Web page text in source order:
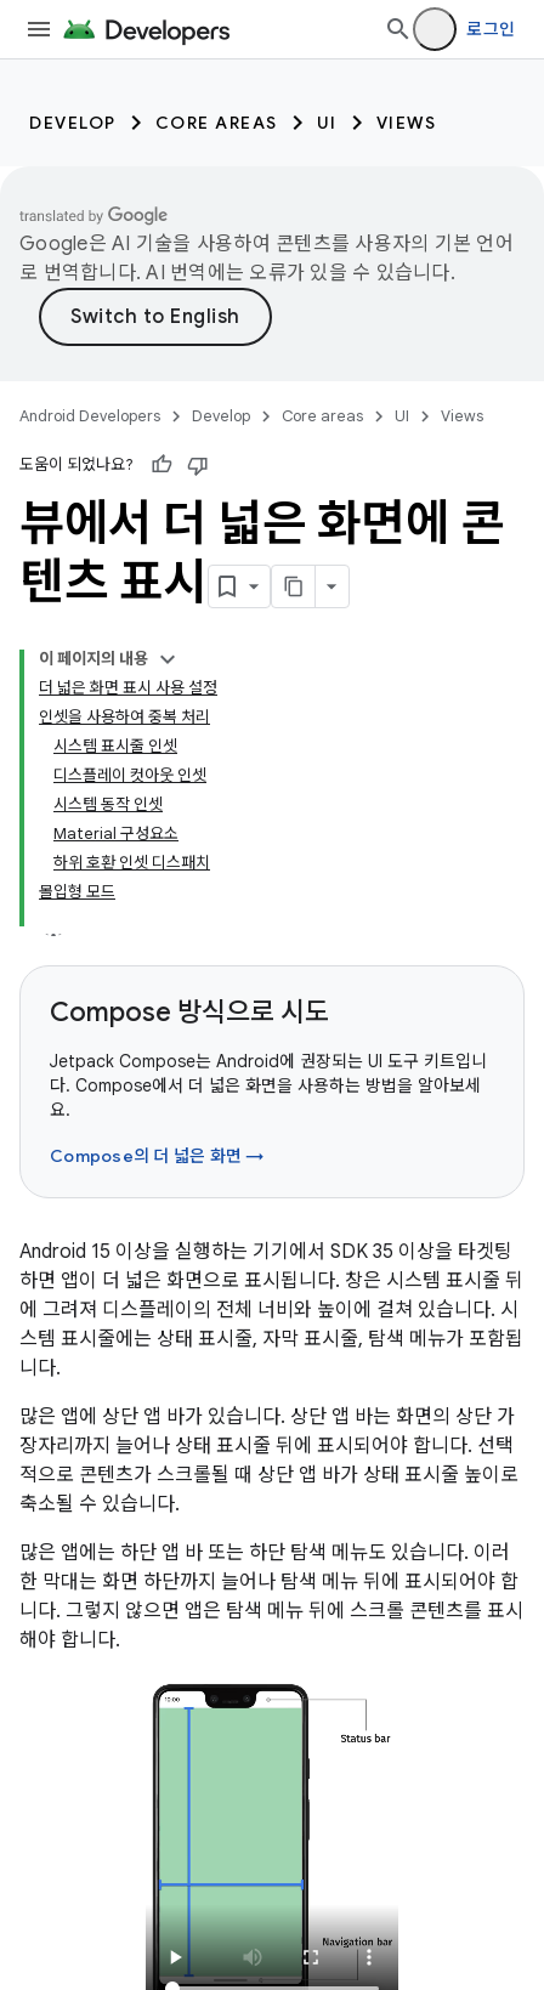
로그인
DEVELOP CORE AREAS UI VIEWS
Google은 AI 기술을 사용하여 콘텐츠를 사용자의 기본 언어
로 번역합니다. AI 번역에는 오류가 있을 수 있습니다.
Android Developers Develop Core areas UI Views
도움이 되었나요?
뷰에서 더 넓은 화면에 콘
텐츠 표시
이 페이지의 내용
더 넓은 화면 표시 사용 설정
인셋을 사용하여 중복 처리
시스템 표시줄 인셋
디스플레이 컷아웃 인셋
시스템 동작 인셋
Material 구성요소
하위 호환 인셋 디스패치
몰입형 모드
Compose 방식으로 시도
Jetpack Compose는 Android에 권장되는 UI 도구 키트입니
다. Compose에서 더 넓은 화면을 사용하는 방법을 알아보세
요.
Compose의 더 넓은 화면 →
Android 15 이상을 실행하는 기기에서 SDK 35 이상을 타겟팅
하면 앱이 더 넓은 화면으로 표시됩니다. 창은 시스템 표시줄 뒤
에 그려져 디스플레이의 전체 너비와 높이에 걸쳐 있습니다. 시
스템 표시줄에는 상태 표시줄, 자막 표시줄, 탐색 메뉴가 포함됩
니다.
많은 앱에 상단 앱 바가 있습니다. 상단 앱 바는 화면의 상단 가
장자리까지 늘어나 상태 표시줄 뒤에 표시되어야 합니다. 선택
적으로 콘텐츠가 스크롤될 때 상단 앱 바가 상태 표시줄 높이로
축소될 수 있습니다.
많은 앱에는 하단 앱 바 또는 하단 탐색 메뉴도 있습니다. 이러
한 막대는 화면 하단까지 늘어나 탐색 메뉴 뒤에 표시되어야 합
니다. 그렇지 않으면 앱은 탐색 메뉴 뒤에 스크롤 콘텐츠를 표시
해야 합니다.